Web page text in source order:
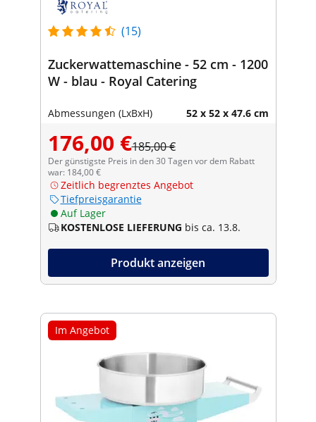
(15)
Zuckerwattemaschine - 52 cm - 1200
W - blau - Royal Catering
Abmessungen (LxBxH) 52 x 52 x 47.6 cm
176,00 €185,00 €
Der günstigste Preis in den 30 Tagen vor dem Rabatt
war: 184,00 €
Zeitlich begrenztes Angebot
Tiefpreisgarantie
Auf Lager
KOSTENLOSE LIEFERUNG bis ca. 13.8.
Produkt anzeigen
Im Angebot